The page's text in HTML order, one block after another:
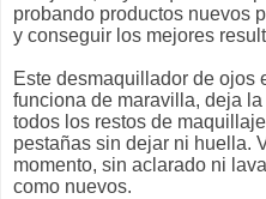
probando productos nuevos
y conseguir los mejores
Este desmaquillador de ojos
funciona de maravilla, deja
todos los restos de
pestañas sin dejar ni huella.
momento, sin aclarado ni
como nuevos.